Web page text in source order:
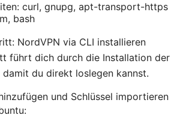
curl, gnupg, apt-transport-https
bash
NordVPN via CLI installieren
führt dich durch die Installation der
damit du direkt loslegen kannst.
und Schlüssel importieren